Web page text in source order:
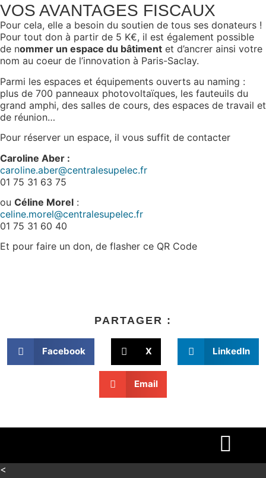
VOS AVANTAGES FISCAUX
Pour cela, elle a besoin du soutien de tous ses donateurs !
Pour tout don à partir de 5 K€, il est également possible
de nommer un espace du bâtiment et d’ancrer ainsi votre
nom au coeur de l’innovation à Paris-Saclay.
Parmi les espaces et équipements ouverts au naming :
plus de 700 panneaux photovoltaïques, les fauteuils du
grand amphi, des salles de cours, des espaces de travail et
de réunion…
Pour réserver un espace, il vous suffit de contacter
Caroline Aber :
caroline.aber@centralesupelec.fr
01 75 31 63 75
ou Céline Morel :
celine.morel@centralesupelec.fr
01 75 31 60 40
Et pour faire un don, de flasher ce QR Code
PARTAGER :
Facebook X LinkedIn
Email
<